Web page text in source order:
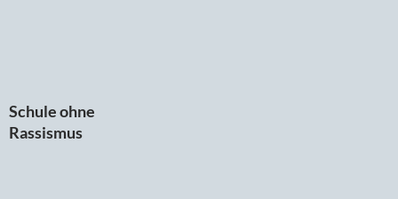
Schule ohne
Rassismus